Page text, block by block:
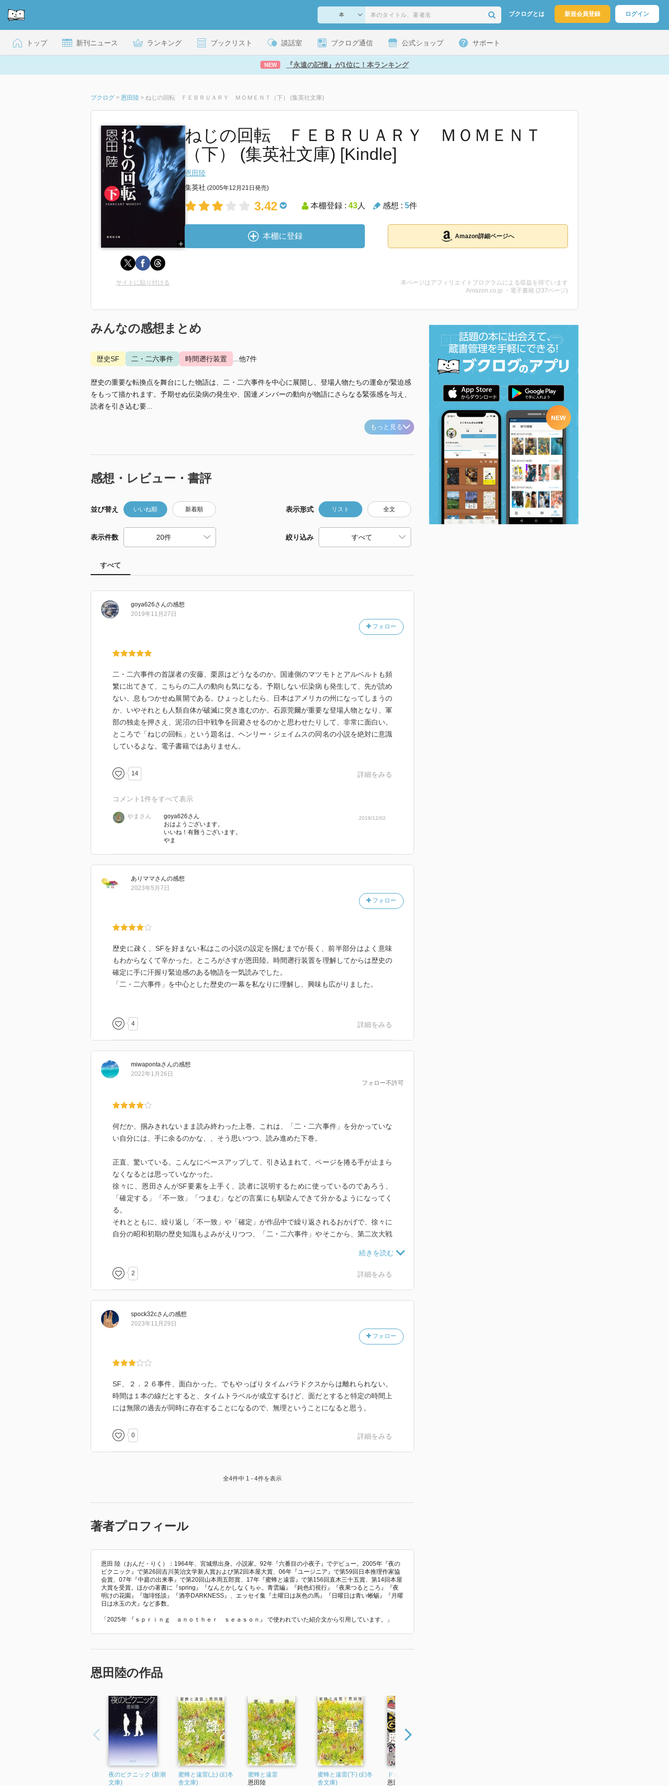
ブクログとは 新規会員登録 ログイン
トップ 新刊ニュース ランキング ブックリスト 談話室 ブクログ通信 公式ショップ サポート
NEW 『永遠の記憶』が1位に！本ランキング
ブクログ > 恩田陸 > ねじの回転 ＦＥＢＲＵＡＲＹ ＭＯＭＥＮＴ（下） (集英社文庫)
ねじの回転 ＦＥＢＲＵＡＲＹ ＭＯＭＥＮＴ
（下） (集英社文庫) [Kindle]
恩田陸
集英社 (2005年12月21日発売)
3.42 本棚登録 : 43人 感想 : 5件
本棚に登録 Amazon詳細ページへ
サイトに貼り付ける
本ページはアフィリエイトプログラムによる収益を得ています
Amazon.co.jp ・電子書籍 (237ページ)
みんなの感想まとめ
歴史SF 二・二六事件 時間遡行装置 ...他7件
歴史の重要な転換点を舞台にした物語は、二・二六事件を中心に展開し、登場人物たちの運命が緊迫感
をもって描かれます。予期せぬ伝染病の発生や、国連メンバーの動向が物語にさらなる緊張感を与え、
読者を引き込む要...
もっと見る
感想・レビュー・書評
並び替え いいね順 新着順 表示形式 リスト 全文
表示件数 絞り込み
すべて
goya626さんの感想
フォロー
2019年11月27日
二・二六事件の首謀者の安藤、栗原はどうなるのか。国連側のマツモトとアルベルトも頻
繁に出てきて、こちらの二人の動向も気になる。予期しない伝染病も発生して、先が読め
ない、息もつかせぬ展開である。ひょっとしたら、日本はアメリカの州になってしまうの
か、いやそれとも人類自体が破滅に突き進むのか。石原莞爾が重要な登場人物となり、軍
部の独走を押さえ、泥沼の日中戦争を回避させるのかと思わせたりして、非常に面白い。
ところで「ねじの回転」という題名は、ヘンリー・ジェイムスの同名の小説を絶対に意識
しているよな。電子書籍ではありません。
14 詳細をみる
コメント 1件をすべて表示
やまさん
goya626さん
おはようございます。
いいね！有難うございます。
やま
2019/12/02
ありママさんの感想
フォロー
2023年5月7日
歴史に疎く、SFを好まない私はこの小説の設定を掴むまでが長く、前半部分はよく意味
もわからなくて辛かった。ところがさすが恩田陸。時間遡行装置を理解してからは歴史の
確定に手に汗握り緊迫感のある物語を一気読みでした。
「二・二六事件」を中心とした歴史の一幕を私なりに理解し、興味も広がりました。
4 詳細をみる
miwapontaさんの感想
フォロー不許可
2022年1月26日
何だか、掴みきれないまま読み終わった上巻。これは、「二・二六事件」を分かっていな
い自分には、手に余るのかな、、そう思いつつ、読み進めた下巻。
正直、驚いている。こんなにペースアップして、引き込まれて、ページを捲る手が止まら
なくなるとは思っていなかった。
徐々に、恩田さんがSF要素を上手く、読者に説明するために使っているのであろう、
「確定する」「不一致」「つまむ」などの言葉にも馴染んできて分かるようになってく
る。
それとともに、繰り返し「不一致」や「確定」が作品中で繰り返されるおかげで、徐々に
自分の昭和初期の歴史知識もよみがえりつつ、「二・二六事件」やそこから、第二次大戦
すると同時に、自分たちの行く末を知りながら、「確定」の為に、何度もその数日の事件
をたどらされ、苦悩する、石原・安藤・栗原の思いが胸に迫ってくる。
関わっている。このPJに関わっている国連のメンバーたちの生きる「今」がどうなってい
るのか、が関わっている。
SFが苦手な私にとっては、勝手な個人的偏見で、SFなんてよく分からない、あり得ない
この作品は、歴史小説を読んでいるようでもあり、こういう時代を経て、戦争のない平和
の考え方の傾向や組織の在り方は、結局変わっていないのかもしれない、と気づかされる
ノンフィクションのようでもあった。
2 詳細をみる
spock32cさんの感想
フォロー
2023年11月29日
SF、２．２６事件、面白かった。でもやっぱりタイムパラドクスからは離れられない。
時間は１本の線だとすると、タイムトラベルが成立するけど、面だとすると特定の時間上
には無限の過去が同時に存在することになるので、無理ということになると思う。
0 詳細をみる
全4件中 1 - 4件を表示
著者プロフィール
恩田 陸（おんだ・りく）：1964年、宮城県出身。小説家。92年『六番目の小夜子』でデビュー。2005年『夜の
ピクニック』で第26回吉川英治文学新人賞および第2回本屋大賞、06年『ユージニア』で第59回日本推理作家協
会賞、07年『中庭の出来事』で第20回山本周五郎賞、17年『蜜蜂と遠雷』で第156回直木三十五賞、第14回本屋
大賞を受賞。ほかの著書に『spring』『なんとかしなくちゃ。青雲編』『鈍色幻視行』『夜果つるところ』『夜
明けの花園』『珈琲怪談』『酒亭DARKNESS』、エッセイ集『土曜日は灰色の馬』『日曜日は青い蜥蜴』『月曜
日は水玉の犬』など多数。
「2025年 『ｓｐｒｉｎｇ ａｎｏｔｈｅｒ ｓｅａｓｏｎ』 で使われていた紹介文から引用しています。」
恩田陸の作品
夜のピクニック (新潮
文庫)
蜜蜂と遠雷(上) (幻冬
舎文庫)
蜜蜂と遠雷
恩田陸
蜜蜂と遠雷(下) (幻冬
舎文庫)
ドミノ (角川文庫)
恩田陸